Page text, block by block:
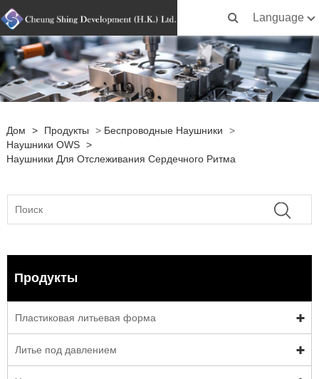
Language
Дом > Продукты > Беспроводные Наушники
>
Наушники OWS >
Наушники Для Отслеживания Сердечного Ритма
Продукты
Пластиковая литьевая форма
Литье под давлением